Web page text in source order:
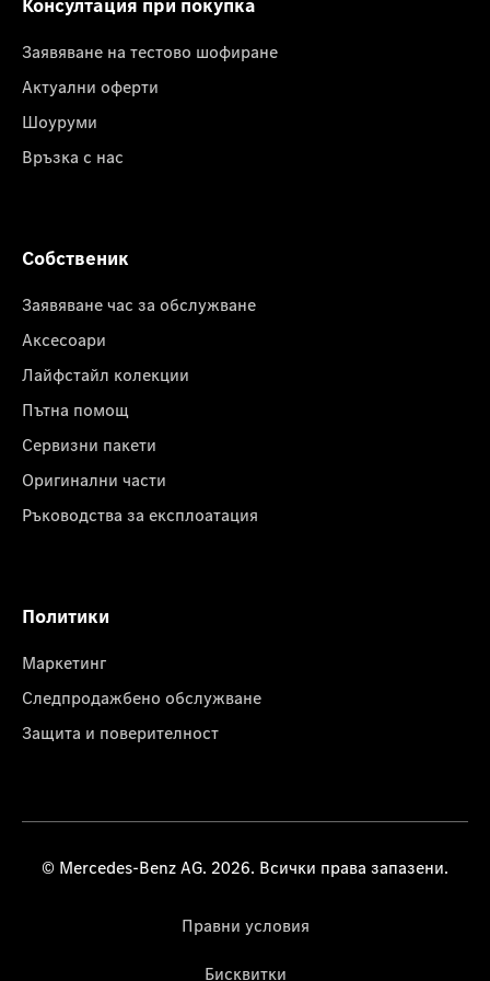
Заявяване на тестово шофиране
Актуални оферти
Шоуруми
Връзка с нас
Собственик
Заявяване час за обслужване
Аксесоари
Лайфстайл колекции
Пътна помощ
Сервизни пакети
Оригинални части
Ръководства за експлоатация
Политики
Маркетинг
Следпродажбено обслужване
Защита и поверителност
© Mercedes-Benz AG. 2026. Всички права запазени.
Правни условия
Бисквитки